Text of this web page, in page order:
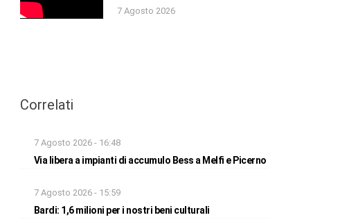
7 Agosto 2026
Correlati
7 Agosto 2026 - 16:48
Via libera a impianti di accumulo Bess a Melfi e Picerno
7 Agosto 2026 - 15:59
Bardi: 1,6 milioni per i nostri beni culturali